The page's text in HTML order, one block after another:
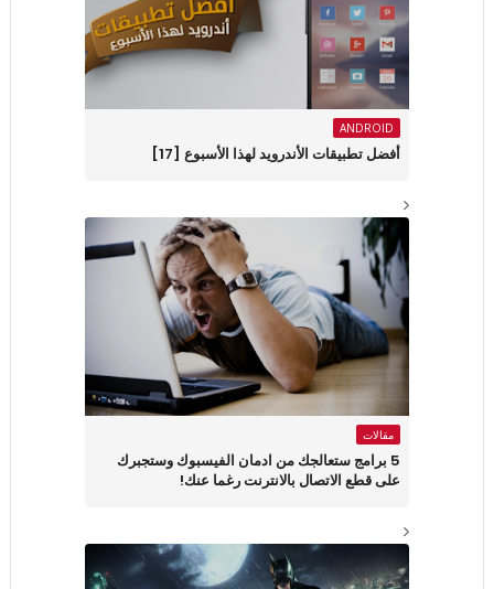
ANDROID
أفضل تطبيقات الأندرويد لهذا الأسبوع ‏[17]
مقالات
5 برامج ستعالجك من ادمان الفيسبوك وستجبرك
على قطع الاتصال بالانترنت رغما عنك!